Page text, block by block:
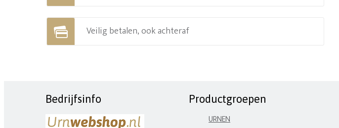
Veilig betalen, ook achteraf
Bedrijfsinfo Productgroepen
URNEN